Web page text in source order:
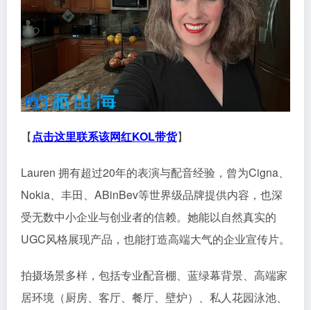
【点击这里联系该网红KOL带货】
Lauren 拥有超过20年的表演与配音经验，曾为Cigna、
Nokia、丰田、ABinBev等世界级品牌提供内容，也深
受无数中小企业与创业者的信赖。她能以自然真实的
UGC风格展现产品，也能打造高端大气的企业宣传片。
拍摄场景多样，包括专业配音棚、蓝绿幕背景、高端家
居环境（厨房、客厅、餐厅、壁炉）、私人花园泳池、